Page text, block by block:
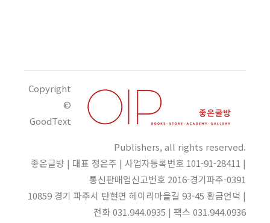
Copyright
©
GoodText
Publishers, all rights reserved.
좋은글방 | 대표 정은주 | 사업자등록번호 101-91-28411 |
통신판매업신고번호 2016-경기파주-0391
10859 경기 파주시 탄현면 헤이리마을길 93-45 황금언덕 |
전화 031.944.0935 | 팩스 031.944.0936